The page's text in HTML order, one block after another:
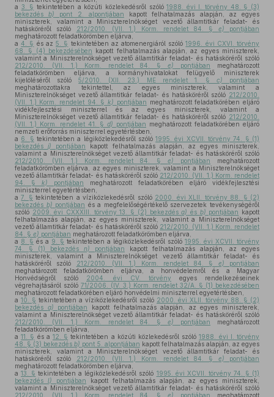
a 3. § tekintetében a közúti közlekedésről szóló1988. évi I. törvény 48. § (3)
bekezdésb) pont 2. alpontjában kapott felhatalmazás alapján, az egyes
miniszterek, valamint a Miniszterelnökséget vezető államtitkár feladat- és
hatásköréről szóló
212/2010. (VII. 1.) Korm. rendelet 84. § e) pontjában
meghatározott feladatkörömben eljárva,
a4. § és az5. § tekintetében az atomenergiáról szóló1996. évi CXVI. törvény
68. § (4) bekezdésében kapott felhatalmazás alapján, az egyes miniszterek,
valamint a Miniszterelnökséget vezető államtitkár feladat- és hatásköréről szóló
212/2010. (VII. 1.) Korm. rendelet 84. §e) pontjában meghatározott
feladatkörömben eljárva, a kormányhivatalokat felügyelő miniszterek
kijelöléséről szóló5/2010. (XII. 23.) ME rendelet 1. § c) pontjában
meghatározottakra tekintettel, az egyes miniszterek, valamint a
Miniszterelnökséget vezető államtitkár feladat- és hatásköréről szóló 212/2010.
(VII. 1.) Korm. rendelet 94. §k) pontjában meghatározott feladatkörében eljáró
vidékfejlesztési miniszterrel és az egyes miniszterek, valamint a
Miniszterelnökséget vezető államtitkár feladat- és hatásköréről szóló 212/2010.
(VII. 1.) Korm. rendelet 41. § d) pontjában meghatározott feladatkörében eljáró
nemzeti erőforrás miniszterrel egyetértésben,
a 6. § tekintetében a légiközlekedésről szóló1995. évi XCVII. törvény 74. § (1)
bekezdésj) pontjában
kapott felhatalmazás alapján, az egyes miniszterek,
valamint a Miniszterelnökséget vezető államtitkár feladat- és hatásköréről szóló
212/2010. (VII. 1.) Korm. rendelet 84. §e) pontjában meghatározott
feladatkörömben eljárva, az egyes miniszterek, valamint a Miniszterelnökséget
vezető államtitkár feladat- és hatásköréről szóló 212/2010. (VII. 1.) Korm. rendelet
94. § k) pontjában meghatározott feladatkörében eljáró vidékfejlesztési
miniszterrel egyetértésben,
a7. § tekintetében a víziközlekedésről szóló 2000. évi XLII. törvény 88. § (2)
bekezdés b) pontjában és a megfelelőségértékelő szervezetek tevékenységéről
szóló 2009. évi CXXXIII. törvény 13. § (2) bekezdésa) és b) pontjában kapott
felhatalmazás alapján, az egyes miniszterek, valamint a Miniszterelnökséget
vezető államtitkár feladat- és hatásköréről szóló 212/2010. (VII. 1.) Korm. rendelet
84. § e) pontjában meghatározott feladatkörömben eljárva,
a 8. § és a 9. § tekintetében a légiközlekedésről szóló 1995. évi XCVII. törvény
74. § (1) bekezdés n) pontjában kapott felhatalmazás alapján, az egyes
miniszterek, valamint a Miniszterelnökséget vezető államtitkár feladat- és
hatásköréről szóló
212/2010. (VII. 1.) Korm. rendelet 84. § e) pontjában
meghatározott feladatkörömben eljárva, a honvédelemről és a Magyar
Honvédségről szóló 2004. évi CV. törvény egyes rendelkezéseinek
végrehajtásáról szóló 71/2006. (IV. 3.) Korm. rendelet 32/A. § (1) bekezdésében
meghatározott feladatkörében eljáró honvédelmi miniszterrel egyetértésben,
a 10. § tekintetében a víziközlekedésről szóló 2000. évi XLII. törvény 88. § (2)
bekezdés a) pontjában
kapott felhatalmazás alapján, az egyes miniszterek,
valamint a Miniszterelnökséget vezető államtitkár feladat- és hatásköréről szóló
212/2010. (VII. 1.) Korm. rendelet 84. §e) pontjában meghatározott
feladatkörömben eljárva,
a11. § és a12. § tekintetében a közúti közlekedésről szóló1988. évi I. törvény
48. § (3) bekezdésb) pont 5. alpontjában kapott felhatalmazás alapján, az egyes
miniszterek, valamint a Miniszterelnökséget vezető államtitkár feladat- és
hatásköréről szóló
212/2010. (VII. 1.) Korm. rendelet 84. § e) pontjában
meghatározott feladatkörömben eljárva,
a13. § tekintetében a légiközlekedésről szóló 1995. évi XCVII. törvény 74. § (1)
bekezdés l) pontjában kapott felhatalmazás alapján, az egyes miniszterek,
valamint a Miniszterelnökséget vezető államtitkár feladat- és hatásköréről szóló
212/2010. (VII. 1.) Korm. rendelet 84. §e) pontjában meghatározott